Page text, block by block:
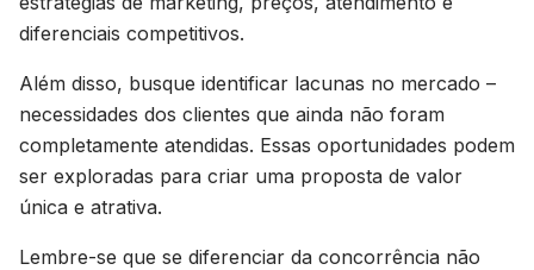
diferenciais competitivos.
Além disso, busque identificar lacunas no mercado –
necessidades dos clientes que ainda não foram
completamente atendidas. Essas oportunidades podem
ser exploradas para criar uma proposta de valor
única e atrativa.
Lembre-se que se diferenciar da concorrência não